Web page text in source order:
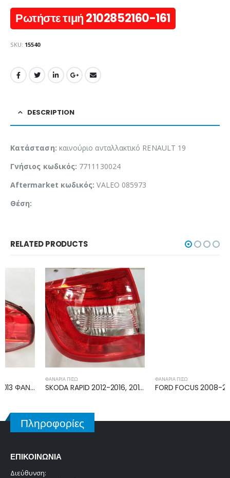
Ρωτήστε τιμή 2102852160-161
SKU: 15540
DESCRIPTION
Κατάσταση: καινούριο ανταλλακτικό RENAULT 19
Γνήσιος κωδικός: 7711130024
Aftermarket κωδικός:VALEO 085973
Θέση:
RELATED PRODUCTS
SKODA RAPID 2012-2016, 2016-2019 ΦΑΝΟΣ ΠΙΣΩ ΑΡΙΣΤΕΡΟ (L/B) 5JH945111 FORD FOCUS 2008-2011 ΦΑΝΑΡΙ ΠΙΣΩ ΑΡΙΣΤΕΡΟ 8M5113405AD
Πληροφορίες
ΕΠΙΚΟΙΝΩΝΊΑ
Διεύθυνση: